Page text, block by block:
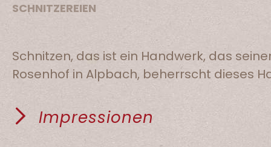
SCHNITZEREIEN
Schnitzen, das ist ein Handwerk, das
Rosenhof in Alpbach, beherrscht dieses
Impressionen